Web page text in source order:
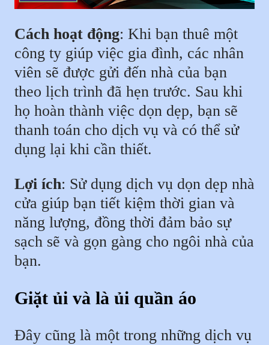
Cách hoạt động: Khi bạn thuê một
công ty giúp việc gia đình, các nhân
viên sẽ được gửi đến nhà của bạn
theo lịch trình đã hẹn trước. Sau khi
họ hoàn thành việc dọn dẹp, bạn sẽ
thanh toán cho dịch vụ và có thể sử
dụng lại khi cần thiết.
Lợi ích: Sử dụng dịch vụ dọn dẹp nhà
cửa giúp bạn tiết kiệm thời gian và
năng lượng, đồng thời đảm bảo sự
sạch sẽ và gọn gàng cho ngôi nhà của
bạn.
Giặt ủi và là ủi quần áo
Đây cũng là một trong những dịch vụ